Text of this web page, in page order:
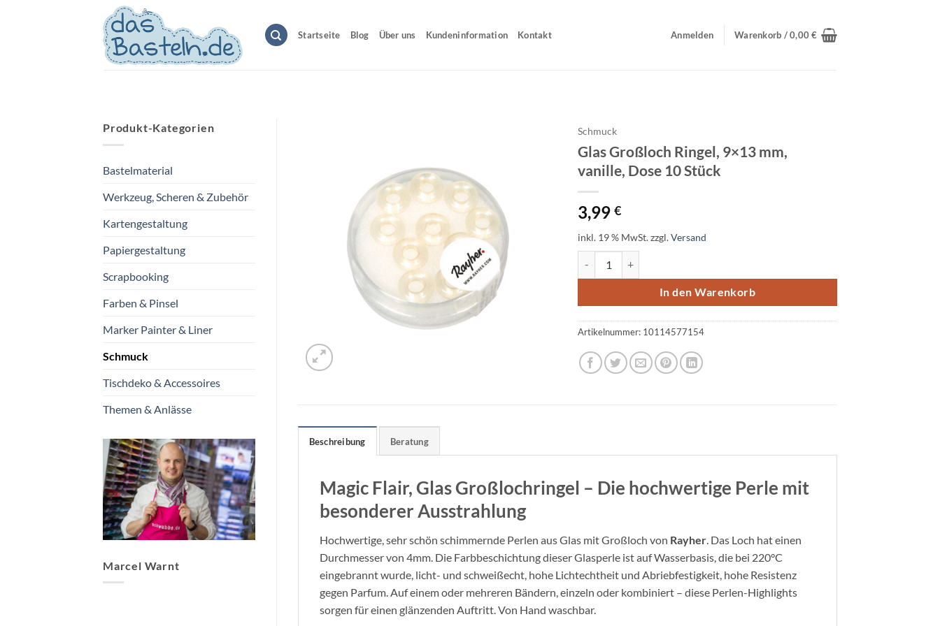
Startseite Blog Über uns Kundeninformation Kontakt Anmelden Warenkorb /0,00€
Produkt-Kategorien
Bastelmaterial
Werkzeug, Scheren & Zubehör
Kartengestaltung
Papiergestaltung
Scrapbooking
Farben & Pinsel
Marker Painter & Liner
Schmuck
Tischdeko & Accessoires
Themen & Anlässe
Marcel Warnt
Schmuck
Glas Großloch Ringel, 9×13 mm,
vanille, Dose 10 Stück
3,99€
inkl. 19 % MwSt.zzgl.Versand
In den Warenkorb
Artikelnummer: 10114577154
Beschreibung Beratung
Magic Flair, Glas Großlochringel – Die hochwertige Perle mit
besonderer Ausstrahlung
Hochwertige, sehr schön schimmernde Perlen aus Glas mit Großloch von Rayher. Das Loch hat einen
Durchmesser von 4mm. Die Farbbeschichtung dieser Glasperle ist auf Wasserbasis, die bei 220°C
eingebrannt wurde, licht- und schweißecht, hohe Lichtechtheit und Abriebfestigkeit, hohe Resistenz
gegen Parfum. Auf einem oder mehreren Bändern, einzeln oder kombiniert – diese Perlen-Highlights
sorgen für einen glänzenden Auftritt. Von Hand waschbar.